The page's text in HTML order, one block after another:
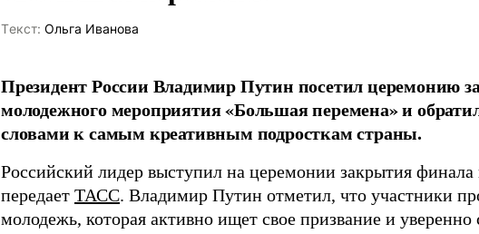
Tекст: Ольга Иванова
Президент России Владимир Путин посетил церемонию
молодежного мероприятия «Большая перемена» и
словами к самым креативным подросткам страны.
Российский лидер выступил на церемонии закрытия финала
передает ТАСС. Владимир Путин отметил, что участники
молодежь, которая активно ищет свое призвание и уверенно